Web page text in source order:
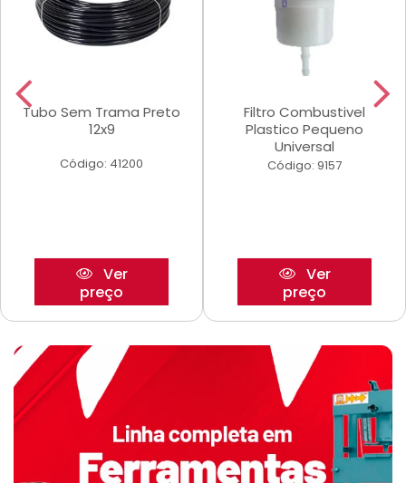
Tubo Sem Trama Preto
12x9
Código: 41200
Ver
preço
Filtro Combustivel
Plastico Pequeno
Universal
Código: 9157
Ver
preço